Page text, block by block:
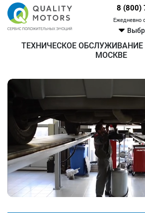
8 (800)
Ежедневно
ТЕХНИЧЕСКОЕ ОБСЛУЖИВАНИЕ
МОСКВЕ